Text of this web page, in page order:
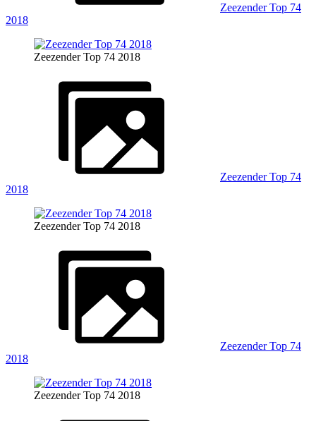
Zeezender Top 74
2018
Zeezender Top 74 2018
Zeezender Top 74
2018
Zeezender Top 74 2018
Zeezender Top 74
2018
Zeezender Top 74 2018